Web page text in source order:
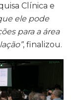
Clínica e
ele pode
para a área
, finalizou.